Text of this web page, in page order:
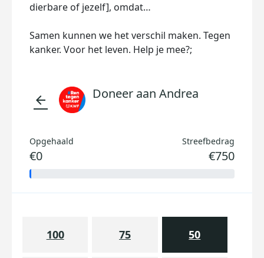
dierbare of jezelf], omdat…
Samen kunnen we het verschil maken. Tegen
kanker. Voor het leven. Help je mee?;
arrow_back Doneer aan Andrea
Opgehaald
€0
Streefbedrag
€750
100 75 50